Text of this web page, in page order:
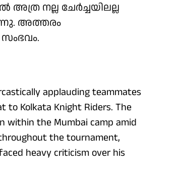
നല്ല ചേർച്ചയിലല്ല
അത്തരം
applauding teammates
to Kolkata Knight Riders. The
within the Mumbai camp amid
the tournament,
heavy criticism over his